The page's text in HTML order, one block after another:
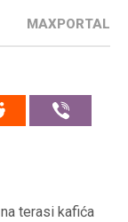
MAXPORTAL
terasi kafića